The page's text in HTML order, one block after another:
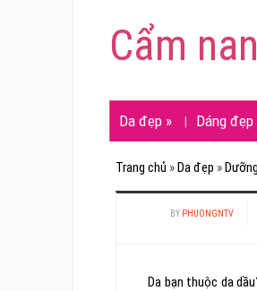
Cẩm
Da đẹp » Dáng đẹp
Trang chủ »Da đẹp »
BY PHUONGNTV
Da bạn thuộc da